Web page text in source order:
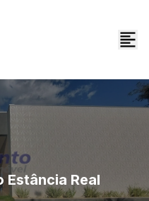
Estância Real